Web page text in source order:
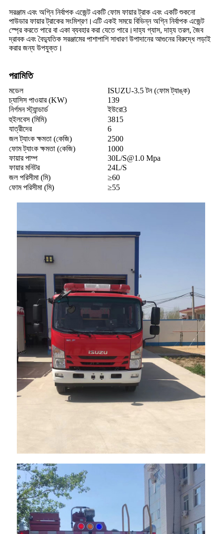
সরঞ্জাম এবং অগ্নি নির্বাপক এজেন্ট একটি ফোম ফায়ার ট্রাক এবং একটি শুকনো
পাউডার ফায়ার ট্রাকের সংমিশ্রণ।এটি একই সময়ে বিভিন্ন অগ্নি নির্বাপক এজেন্ট
স্প্রে করতে পারে বা একা ব্যবহার করা যেতে পারে।দাহ্য গ্যাস, দাহ্য তরল, জৈব
দ্রাবক এবং বৈদ্যুতিক সরঞ্জামের পাশাপাশি সাধারণ উপাদানের আগুনের বিরুদ্ধে লড়াই
করার জন্য উপযুক্ত।
পরামিতি
মডেল
ISUZU-3.5 টন (ফোম ট্যাঙ্ক)
চ্যাসিস পাওয়ার (KW)
139
নির্গমন স্ট্যান্ডার্ড
ইউরো3
হুইলবেস (মিমি)
3815
যাত্রীদের
6
জল ট্যাংক ক্ষমতা (কেজি)
2500
ফোম ট্যাংক ক্ষমতা (কেজি)
1000
ফায়ার পাম্প
30L/S@1.0 Mpa
ফায়ার মনিটর
24L/S
জল পরিসীমা (মি)
≥60
ফোম পরিসীমা (মি)
≥55